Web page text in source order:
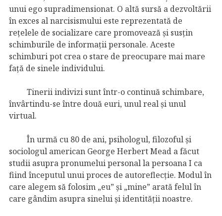
unui ego supradimensionat. O altă sursă a dezvoltării
în exces al narcisismului este reprezentată de
rețelele de socializare care promovează și susțin
schimburile de informații personale. Aceste
schimburi pot crea o stare de preocupare mai mare
față de sinele individului.
Tinerii indivizi sunt într-o continuă schimbare,
învârtindu-se între două euri, unul real și unul
virtual.
În urmă cu 80 de ani, psihologul, filozoful și
sociologul american George Herbert Mead a făcut
studii asupra pronumelui personal la persoana I ca
fiind începutul unui proces de autoreflecție. Modul în
care alegem să folosim „eu” și „mine” arată felul în
care gândim asupra sinelui și identității noastre.